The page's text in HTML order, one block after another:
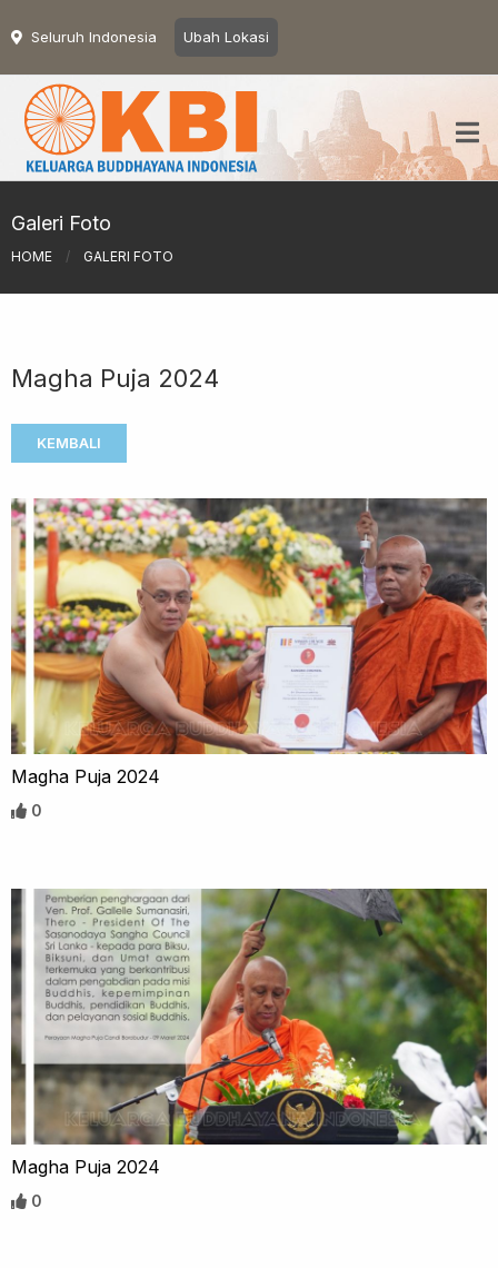
Seluruh Indonesia Ubah Lokasi
Galeri Foto
HOME / GALERI FOTO
Magha Puja 2024
KEMBALI
Magha Puja 2024
0
Magha Puja 2024
0